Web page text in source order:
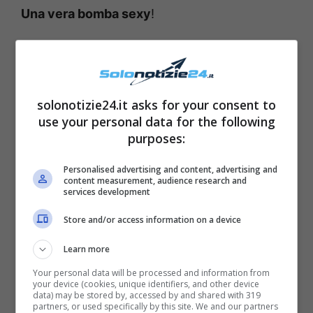
Una vera bomba sexy!
Tina Cipollari, spunta la
foto del passato in cui
appare magrissima e super
solonotizie24.it asks for your consent to
use your personal data for the following
purposes:
Personalised advertising and content, advertising and
content measurement, audience research and
services development
Store and/or access information on a device
Learn more
Your personal data will be processed and information from
your device (cookies, unique identifiers, and other device
data) may be stored by, accessed by and shared with 319
partners, or used specifically by this site. We and our partners